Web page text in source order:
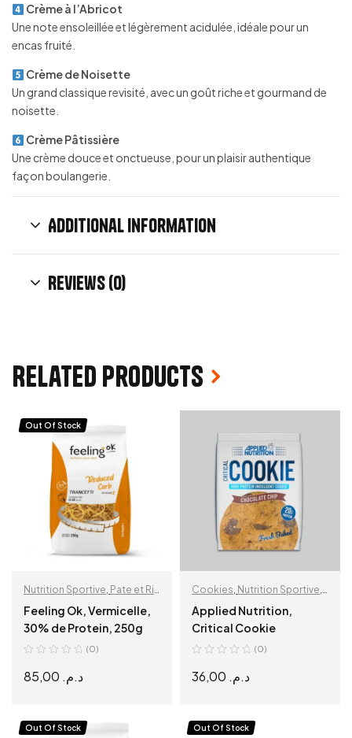
Crème à l’Abricot
Une note ensoleillée et légèrement acidulée, idéale pour un
encas fruité.
Crème de Noisette
Un grand classique revisité, avec un goût riche et gourmand de
noisette.
Crème Pâtissière
Une crème douce et onctueuse, pour un plaisir authentique
façon boulangerie.
Additional information
Reviews (0)
Related products
Out Of Stock
Nutrition Sportive, Pate et Riz
Protéiné
Feeling Ok, Vermicelle,
30% de Protein, 250g
(0)
د.م.
READ MORE
Cookies, Nutrition Sportive,
Snacks protéinés
Applied Nutrition,
Critical Cookie
(0)
د.م.
SELECT OPTIONS
Out Of Stock Out Of Stock